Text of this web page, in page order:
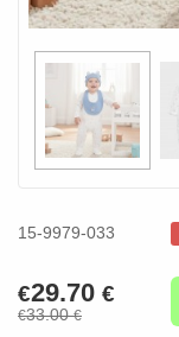
15-9979-033
€29.70 €
€33.00€